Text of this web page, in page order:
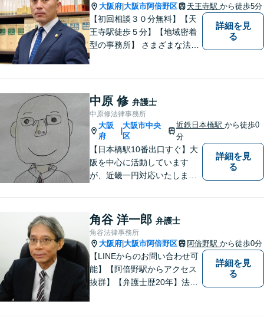
大阪府 大阪市阿倍野区 天王寺駅 から徒歩5分
【初回相談３０分無料】【天
王寺駅徒歩５分】【地域密着
型の事務所】 さまざまな法律
相続、インターネット上のト
ラブルに注力！！
詳細を見
る
中原 修 弁護士
中原修法律事務所
大阪
府
|
大阪市中央
区
近鉄日本橋駅から徒歩0
分
【日本橋駅10番出口すぐ】大
阪を中心に活動しています
が、近畿一円対応いたしま
婚・相続といった身の回りの
トラブルから、刑事・詐欺、
公害・行政事件まであらゆる
問題のご相談を承ります。小
さな悩み事でもお気軽にお問
合わせください。
詳細を見
る
角谷 洋一郎 弁護士
角谷法律事務所
大阪府 大阪市阿倍野区 阿倍野駅 から徒歩0分
【LINEからのお問い合わせ可
能】【阿倍野駅からアクセス
抜群】【弁護士歴20年】法テ
詳細を見
る